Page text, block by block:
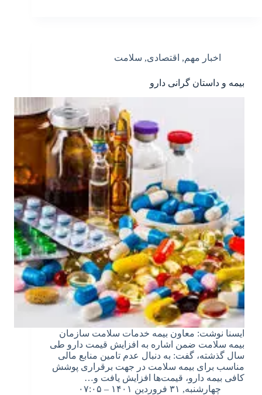
اخبار مهم, اقتصادی, سلامت
بیمه و داستان گرانی دارو
ایسنا نوشت: معاون بیمه خدمات سلامت سازمان
بیمه سلامت ضمن اشاره به افزایش قیمت دارو طی
سال گذشته، گفت: به دنبال عدم تامین منابع مالی
مناسب برای بیمه‌ سلامت در جهت برقراری پوشش
کافی بیمه دارو، قیمت‌ها افزایش یافت و…
چهارشنبه, ۳۱ فروردین ۱۴۰۱ – ۰۷:۰۵